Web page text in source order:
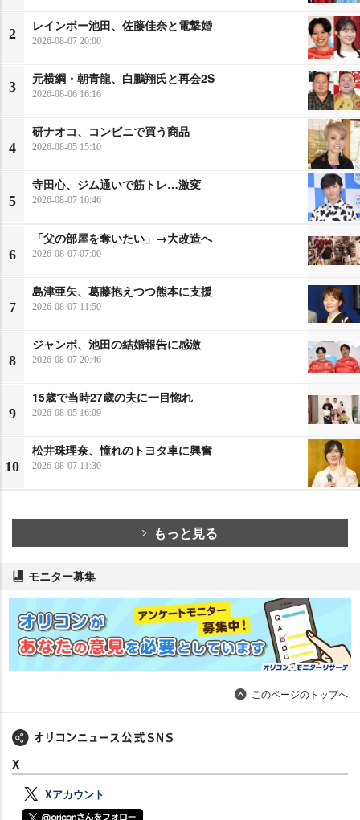
2
レインボー池田、佐藤佳奈と電撃婚
2026-08-07 20:00
3
元横綱・朝青龍、白鵬翔氏と再会2S
2026-08-06 16:16
4
研ナオコ、コンビニで買う商品
2026-08-05 15:10
5
寺田心、ジム通いで筋トレ…激変
2026-08-07 10:46
6
「父の部屋を奪いたい」→大改造へ
2026-08-07 07:00
7
島津亜矢、葛藤抱えつつ熊本に支援
2026-08-07 11:50
8
ジャンボ、池田の結婚報告に感激
2026-08-07 20:46
9
15歳で当時27歳の夫に一目惚れ
2026-08-05 16:09
10
松井珠理奈、憧れのトヨタ車に興奮
2026-08-07 11:30
もっと見る
モニター募集
このページのトップへ
X
Xアカウント